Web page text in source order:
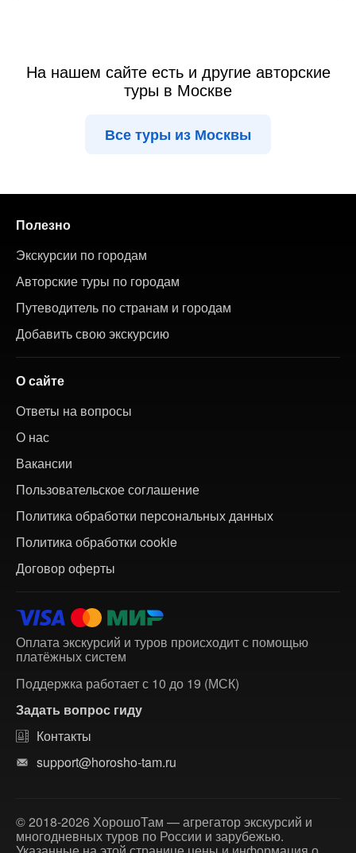
На нашем сайте есть и другие авторские
туры в Москве
Все туры из Москвы
Полезно
Экскурсии по городам
Авторские туры по городам
Путеводитель по странам и городам
Добавить свою экскурсию
О сайте
Ответы на вопросы
О нас
Вакансии
Пользовательское соглашение
Политика обработки персональных данных
Политика обработки cookie
Договор оферты
Оплата экскурсий и туров происходит с помощью
платёжных систем
Поддержка работает с 10 до 19 (МСК)
Задать вопрос гиду
Контакты
support@horosho-tam.ru
© 2018-2026 ХорошоТам — агрегатор экскурсий и
многодневных туров по России и зарубежью.